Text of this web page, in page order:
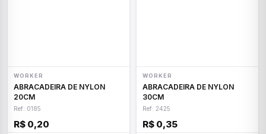
WORKER
ABRACADEIRA DE NYLON
20CM
Ref: 0185
R$ 0,20
WORKER
ABRACADEIRA DE NYLON
30CM
Ref: 2425
R$ 0,35